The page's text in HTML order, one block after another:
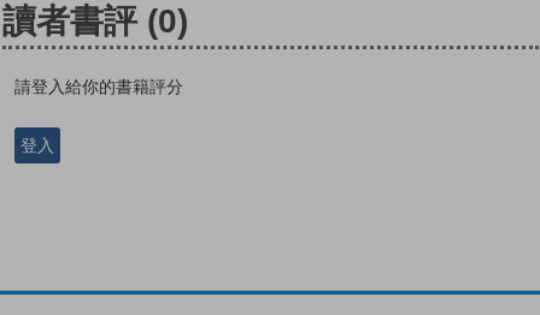
讀者書評 (0)
請登入給你的書籍評分
登入